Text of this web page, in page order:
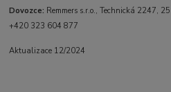
Dovozce: Remmers s.r.o., Technická 2247,
+420 323 604 877
Aktualizace 12/2024